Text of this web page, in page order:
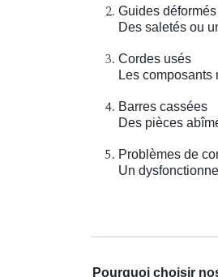
Guides déformés
Des saletés ou
Cordes usés
Les composants
Barres cassées
Des pièces
Problèmes de
Un
Pourquoi choisir